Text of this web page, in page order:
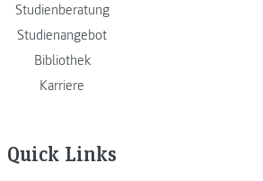
Studienberatung
Studienangebot
Bibliothek
Karriere
Quick Links